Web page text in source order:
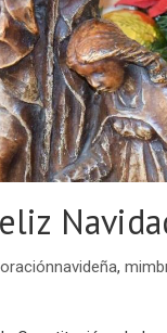
,